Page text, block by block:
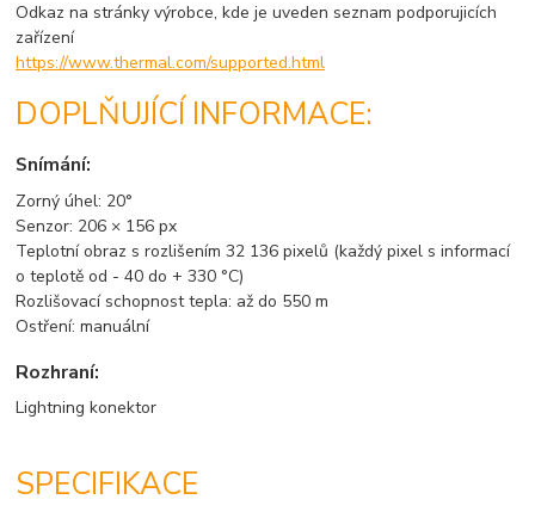
Odkaz na stránky výrobce, kde je uveden seznam podporujicích
zařízení
https://www.thermal.com/supported.html
DOPLŇUJÍCÍ INFORMACE:
Snímání:
Zorný úhel: 20°
Senzor: 206 × 156 px
Teplotní obraz s rozlišením 32 136 pixelů (každý pixel s informací
o teplotě od - 40 do + 330 °C)
Rozlišovací schopnost tepla: až do 550 m
Ostření: manuální
Rozhraní:
Lightning konektor
SPECIFIKACE